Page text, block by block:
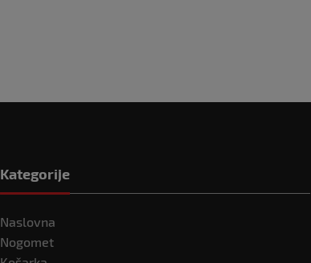
Kategorije
Naslovna
Nogomet